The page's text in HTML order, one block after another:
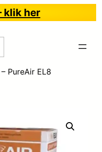
klik her
– PureAir EL8